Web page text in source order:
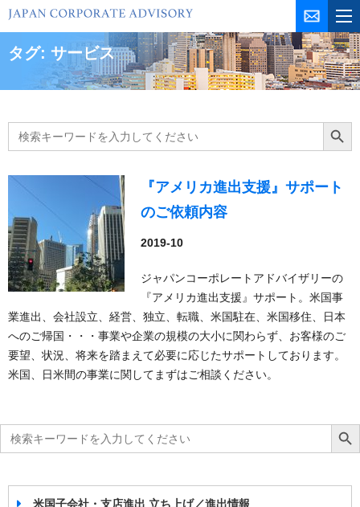
コ
ス
タグ: サービス
Search
for:
Search
『アメリカ進出支援』サポート
のご依頼内容
2019-10
ジャパンコーポレートアドバイザリーの
『アメリカ進出支援』サポート。米国事
業進出、会社設立、経営、独立、転職、米国駐在、米国移住、日本
へのご帰国・・・事業や企業の規模の大小に関わらず、お客様のご
要望、状況、将来を踏まえて必要に応じたサポートしております。
米国、日米間の事業に関してまずはご相談ください。
Search
for:
Search
米国子会社・支店進出 立ち上げ／進出情報